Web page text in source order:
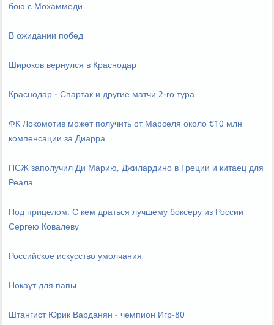
бою с Мохаммеди
В ожидании побед
Широков вернулся в Краснодар
Краснодар - Спартак и другие матчи 2-го тура
ФК Локомотив может получить от Марселя около €10 млн
компенсации за Диарра
ПСЖ заполучил Ди Марию, Джилардино в Греции и китаец для
Реала
Под прицелом. С кем драться лучшему боксеру из России
Сергею Ковалеву
Российское искусство умолчания
Нокаут для папы
Штангист Юрик Варданян - чемпион Игр-80